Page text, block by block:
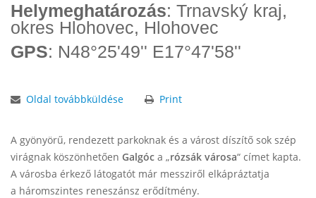
Helymeghatározás: Trnavský kraj,
okres Hlohovec, Hlohovec
GPS: N48°25'49'' E17°47'58''
Oldal továbbküldése Print
A gyönyörű, rendezett parkoknak és a várost díszítő sok szép
virágnak köszönhetően Galgóc a „rózsák városa“ címet kapta.
A városba érkező látogatót már messziről elkápráztatja
a háromszintes reneszánsz erődítmény.